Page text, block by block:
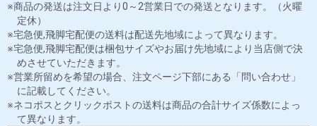
商品の発送は注文日より0～2営業日での発送となります。（火曜
定休）
宅急便,飛脚宅配便の送料は配送先地域によって異なります。
宅急便,飛脚宅配便は梱包サイズやお届け先地域により当店側で決
めさせていただきます。
営業所留めを希望の場合、注文ページ下部にある「問い合わせ」
に記載してください。
ネコポスとクリックポストの送料は商品の合計サイズ係数によっ
て異なります。